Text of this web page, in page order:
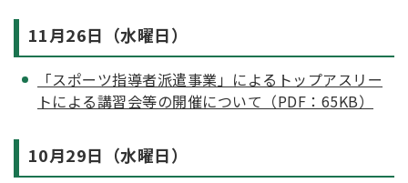
11月26日（水曜日）
「スポーツ指導者派遣事業」によるトップアスリー
トによる講習会等の開催について（PDF：65KB）
10月29日（水曜日）